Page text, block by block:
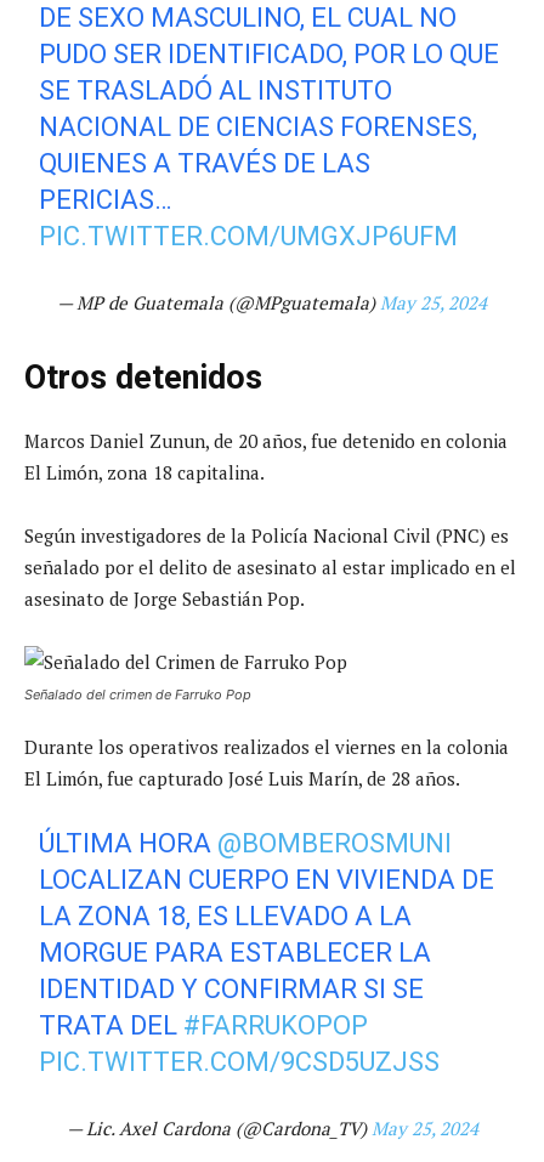
DE SEXO MASCULINO, EL CUAL NO
PUDO SER IDENTIFICADO, POR LO QUE
SE TRASLADÓ AL INSTITUTO
NACIONAL DE CIENCIAS FORENSES,
QUIENES A TRAVÉS DE LAS
PERICIAS…
PIC.TWITTER.COM/UMGXJP6UFM
— MP de Guatemala (@MPguatemala) May 25, 2024
Otros detenidos
Marcos Daniel Zunun, de 20 años, fue detenido en colonia
El Limón, zona 18 capitalina.
Según investigadores de la Policía Nacional Civil (PNC) es
señalado por el delito de asesinato al estar implicado en el
asesinato de Jorge Sebastián Pop.
Señalado del crimen de Farruko Pop
Durante los operativos realizados el viernes en la colonia
El Limón, fue capturado José Luis Marín, de 28 años.
ÚLTIMA HORA @BOMBEROSMUNI
LOCALIZAN CUERPO EN VIVIENDA DE
LA ZONA 18, ES LLEVADO A LA
MORGUE PARA ESTABLECER LA
IDENTIDAD Y CONFIRMAR SI SE
TRATA DEL #FARRUKOPOP
PIC.TWITTER.COM/9CSD5UZJSS
— Lic. Axel Cardona (@Cardona_TV) May 25, 2024